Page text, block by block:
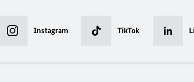
Instagram TikTok